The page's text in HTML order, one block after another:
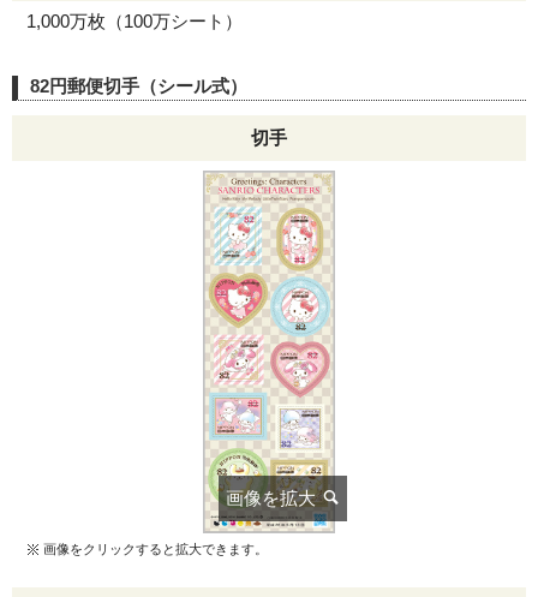
1,000万枚（100万シート）
82円郵便切手（シール式）
切手
画像をクリックすると拡大できます。